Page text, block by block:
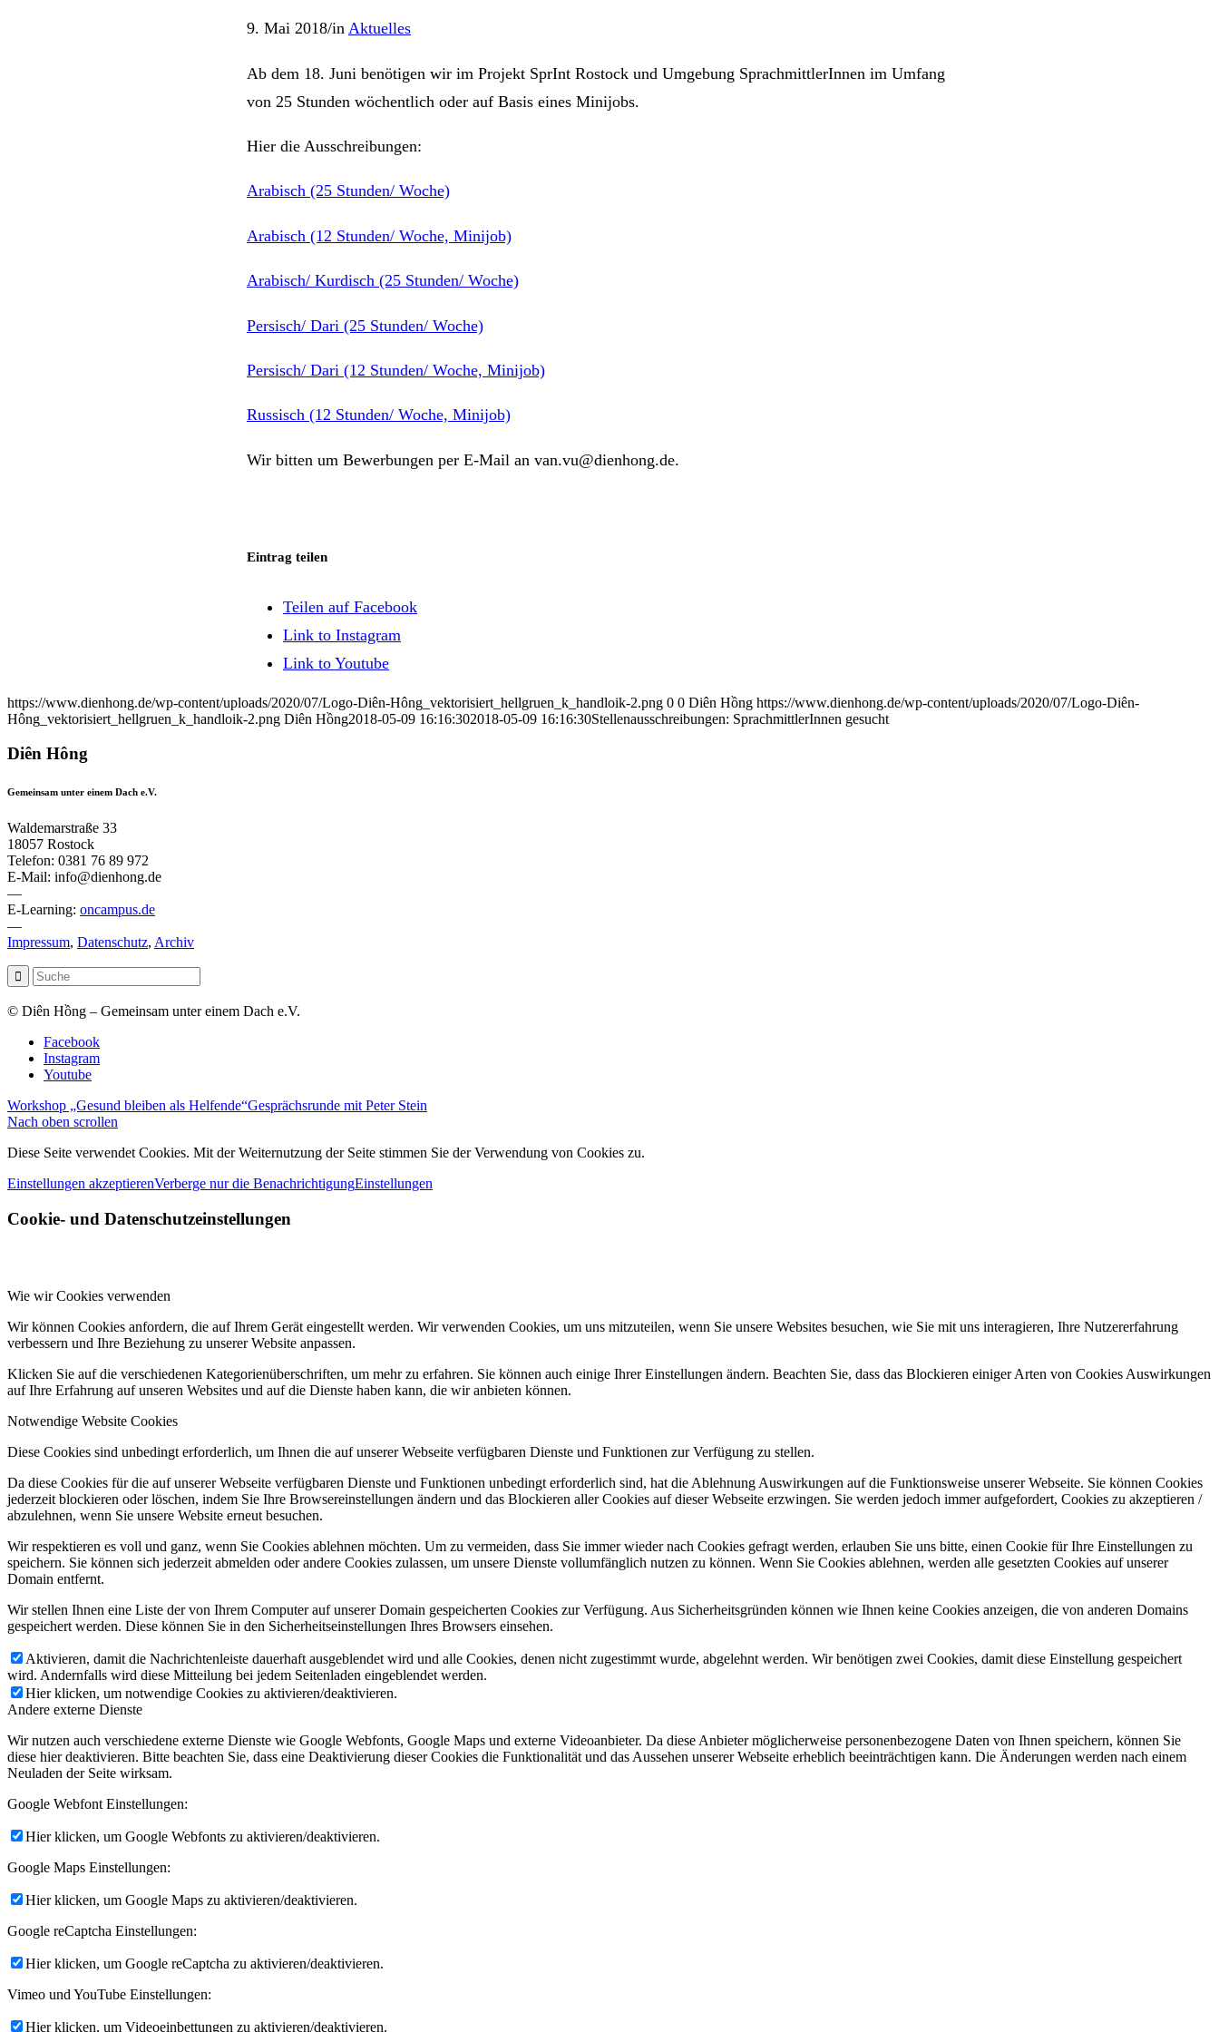
9. Mai 2018/in Aktuelles
Ab dem 18. Juni benötigen wir im Projekt SprInt Rostock und Umgebung SprachmittlerInnen im Umfang
von 25 Stunden wöchentlich oder auf Basis eines Minijobs.
Hier die Ausschreibungen:
Arabisch (25 Stunden/ Woche)
Arabisch (12 Stunden/ Woche, Minijob)
Arabisch/ Kurdisch (25 Stunden/ Woche)
Persisch/ Dari (25 Stunden/ Woche)
Persisch/ Dari (12 Stunden/ Woche, Minijob)
Russisch (12 Stunden/ Woche, Minijob)
Wir bitten um Bewerbungen per E-Mail an van.vu@dienhong.de.
Eintrag teilen
Teilen auf Facebook
Link to Instagram
Link to Youtube
https://www.dienhong.de/wp-content/uploads/2020/07/Logo-Diên-Hông_vektorisiert_hellgruen_k_handloik-2.png 0 0 Diên Hồng https://www.dienhong.de/wp-content/uploads/2020/07/Logo-Diên-
Hông_vektorisiert_hellgruen_k_handloik-2.png Diên Hồng2018-05-09 16:16:302018-05-09 16:16:30Stellenausschreibungen: SprachmittlerInnen gesucht
Diên Hông
Gemeinsam unter einem Dach e.V.
Waldemarstraße 33
18057 Rostock
Telefon: 0381 76 89 972
E-Mail: info@dienhong.de
—
E-Learning: oncampus.de
—
Impressum, Datenschutz, Archiv
© Diên Hồng – Gemeinsam unter einem Dach e.V.
Facebook
Instagram
Youtube
Workshop „Gesund bleiben als Helfende“Gesprächsrunde mit Peter Stein
Nach oben scrollen
Diese Seite verwendet Cookies. Mit der Weiternutzung der Seite stimmen Sie der Verwendung von Cookies zu.
Einstellungen akzeptierenVerberge nur die BenachrichtigungEinstellungen
Cookie- und Datenschutzeinstellungen
Wie wir Cookies verwenden
Wir können Cookies anfordern, die auf Ihrem Gerät eingestellt werden. Wir verwenden Cookies, um uns mitzuteilen, wenn Sie unsere Websites besuchen, wie Sie mit uns interagieren, Ihre Nutzererfahrung
verbessern und Ihre Beziehung zu unserer Website anpassen.
Klicken Sie auf die verschiedenen Kategorienüberschriften, um mehr zu erfahren. Sie können auch einige Ihrer Einstellungen ändern. Beachten Sie, dass das Blockieren einiger Arten von Cookies Auswirkungen
auf Ihre Erfahrung auf unseren Websites und auf die Dienste haben kann, die wir anbieten können.
Notwendige Website Cookies
Diese Cookies sind unbedingt erforderlich, um Ihnen die auf unserer Webseite verfügbaren Dienste und Funktionen zur Verfügung zu stellen.
Da diese Cookies für die auf unserer Webseite verfügbaren Dienste und Funktionen unbedingt erforderlich sind, hat die Ablehnung Auswirkungen auf die Funktionsweise unserer Webseite. Sie können Cookies
jederzeit blockieren oder löschen, indem Sie Ihre Browsereinstellungen ändern und das Blockieren aller Cookies auf dieser Webseite erzwingen. Sie werden jedoch immer aufgefordert, Cookies zu akzeptieren /
abzulehnen, wenn Sie unsere Website erneut besuchen.
Wir respektieren es voll und ganz, wenn Sie Cookies ablehnen möchten. Um zu vermeiden, dass Sie immer wieder nach Cookies gefragt werden, erlauben Sie uns bitte, einen Cookie für Ihre Einstellungen zu
speichern. Sie können sich jederzeit abmelden oder andere Cookies zulassen, um unsere Dienste vollumfänglich nutzen zu können. Wenn Sie Cookies ablehnen, werden alle gesetzten Cookies auf unserer
Domain entfernt.
Wir stellen Ihnen eine Liste der von Ihrem Computer auf unserer Domain gespeicherten Cookies zur Verfügung. Aus Sicherheitsgründen können wie Ihnen keine Cookies anzeigen, die von anderen Domains
gespeichert werden. Diese können Sie in den Sicherheitseinstellungen Ihres Browsers einsehen.
Aktivieren, damit die Nachrichtenleiste dauerhaft ausgeblendet wird und alle Cookies, denen nicht zugestimmt wurde, abgelehnt werden. Wir benötigen zwei Cookies, damit diese Einstellung gespeichert
wird. Andernfalls wird diese Mitteilung bei jedem Seitenladen eingeblendet werden.
Hier klicken, um notwendige Cookies zu aktivieren/deaktivieren.
Andere externe Dienste
Wir nutzen auch verschiedene externe Dienste wie Google Webfonts, Google Maps und externe Videoanbieter. Da diese Anbieter möglicherweise personenbezogene Daten von Ihnen speichern, können Sie
diese hier deaktivieren. Bitte beachten Sie, dass eine Deaktivierung dieser Cookies die Funktionalität und das Aussehen unserer Webseite erheblich beeinträchtigen kann. Die Änderungen werden nach einem
Neuladen der Seite wirksam.
Google Webfont Einstellungen:
Hier klicken, um Google Webfonts zu aktivieren/deaktivieren.
Google Maps Einstellungen:
Hier klicken, um Google Maps zu aktivieren/deaktivieren.
Google reCaptcha Einstellungen:
Hier klicken, um Google reCaptcha zu aktivieren/deaktivieren.
Vimeo und YouTube Einstellungen:
Hier klicken, um Videoeinbettungen zu aktivieren/deaktivieren.